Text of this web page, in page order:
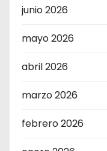
junio 2026
mayo 2026
abril 2026
marzo 2026
febrero 2026